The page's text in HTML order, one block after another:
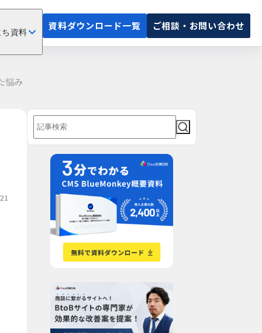
資料
資料ダウンロード一覧 ご相談・お問い合わせ
悩み